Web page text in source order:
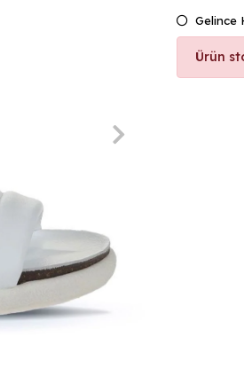
Gelince
Ürün